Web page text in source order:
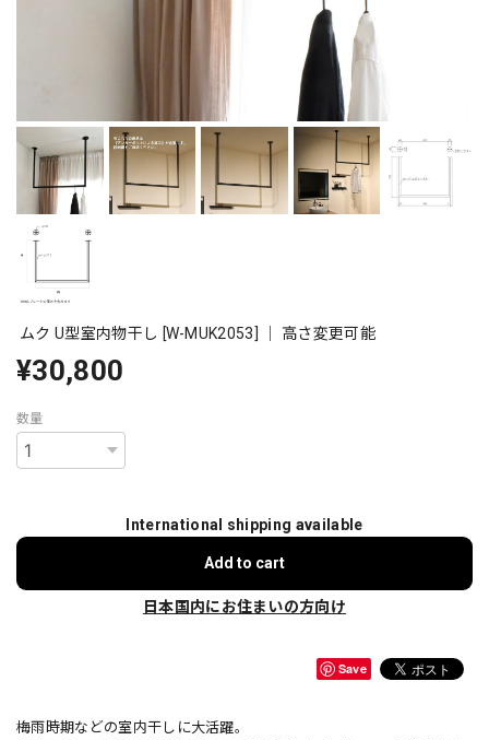
ムク U型室内物干し [W-MUK2053] ｜ 高さ変更可能
¥30,800
数量
International shipping available
Add to cart
日本国内にお住まいの方向け
Save
梅雨時期などの室内干しに大活躍。